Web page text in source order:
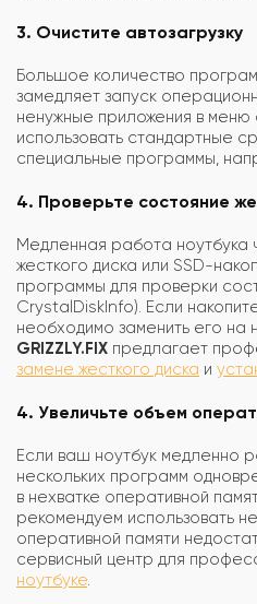
3. Очистите автозагрузку
Большое количество
замедляет запуск
ненужные приложения в меню
использовать стандартные
специальные программы,
4. Проверьте состояние
Медленная работа ноутбука
жесткого диска или SSD-
программы для проверки
CrystalDiskInfo). Если
необходимо заменить его на
GRIZZLY.FIX предлагает
замене жесткого диска и
4. Увеличьте объем
Если ваш ноутбук медленно
нескольких программ
в нехватке оперативной
рекомендуем использовать
оперативной памяти
сервисный центр для
ноутбуке.